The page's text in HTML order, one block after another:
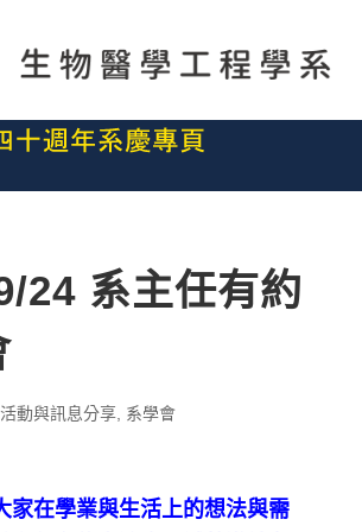
24 系主任有約
活動與訊息分享, 系學會
家在學業與生活上的想法與需